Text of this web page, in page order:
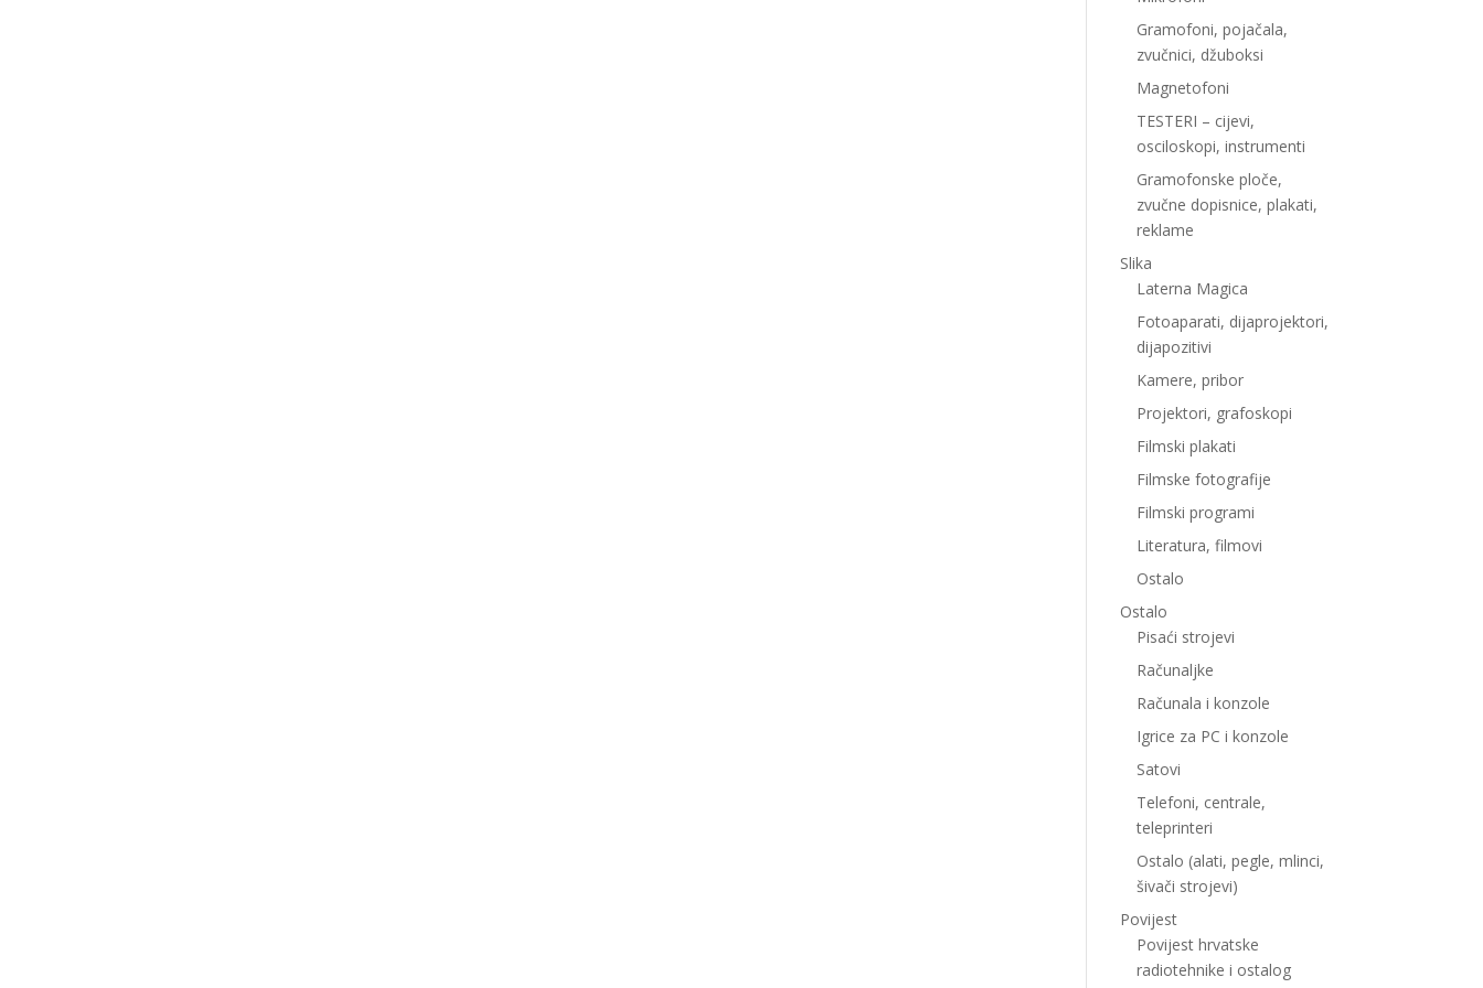
Gramofoni, pojačala,
zvučnici, džuboksi
Magnetofoni
TESTERI – cijevi,
osciloskopi, instrumenti
Gramofonske ploče,
zvučne dopisnice, plakati,
reklame
Slika
Laterna Magica
Fotoaparati, dijaprojektori,
dijapozitivi
Kamere, pribor
Projektori, grafoskopi
Filmski plakati
Filmske fotografije
Filmski programi
Literatura, filmovi
Ostalo
Ostalo
Pisaći strojevi
Računaljke
Računala i konzole
Igrice za PC i konzole
Satovi
Telefoni, centrale,
teleprinteri
Ostalo (alati, pegle, mlinci,
šivači strojevi)
Povijest
Povijest hrvatske
radiotehnike i ostalog